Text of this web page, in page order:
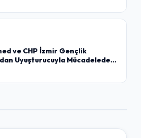
ve CHP İzmir Gençlik
Uyuşturucuyla Mücadelede